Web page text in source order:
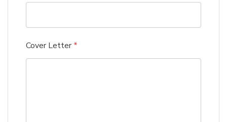
Cover Letter*